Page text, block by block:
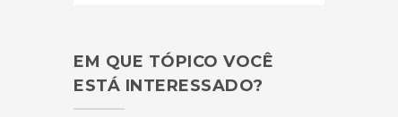
EM QUE TÓPICO VOCÊ
ESTÁ INTERESSADO?